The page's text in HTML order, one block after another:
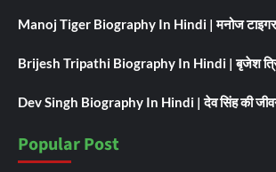
Manoj Tiger Biography In Hindi | मनोज टाइगर
Brijesh Tripathi Biography In Hindi | बृजेश
Dev Singh Biography In Hindi | देव सिंह की
Popular Post